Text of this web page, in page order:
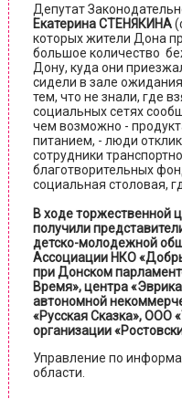
Депутат
Екатерина СТЕНЯКИНА
которых жители Дона
большое количество
Дону, куда они
сидели в зале
тем, что не знали, где
социальных сетях
чем возможно -
питанием, - люди
сотрудники
благотворительных
социальная столовая,
В ходе торжественной
получили
детско-молодежной
Ассоциации НКО
при Донском
Время», центра
автономной
«Русская Сказка», ООО
организации
Управление по
области.